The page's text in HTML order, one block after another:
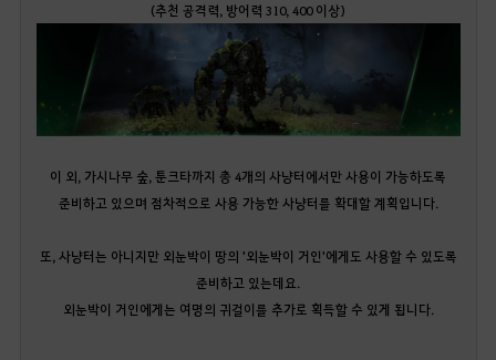
(추천 공격력, 방어력 310, 400 이상)
이 외, 가시나무 숲, 툰크타까지 총 4개의 사냥터에서만 사용이 가능하도록
준비하고 있으며 점차적으로 사용 가능한 사냥터를 확대할 계획입니다.
또, 사냥터는 아니지만 외눈박이 땅의 '외눈박이 거인'에게도 사용할 수 있도록
준비하고 있는데요.
외눈박이 거인에게는 여명의 귀걸이를 추가로 획득할 수 있게 됩니다.